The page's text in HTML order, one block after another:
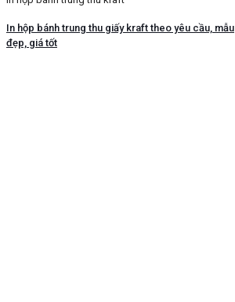
In hộp bánh trung thu giấy kraft theo yêu cầu, mẫu
đẹp, giá tốt